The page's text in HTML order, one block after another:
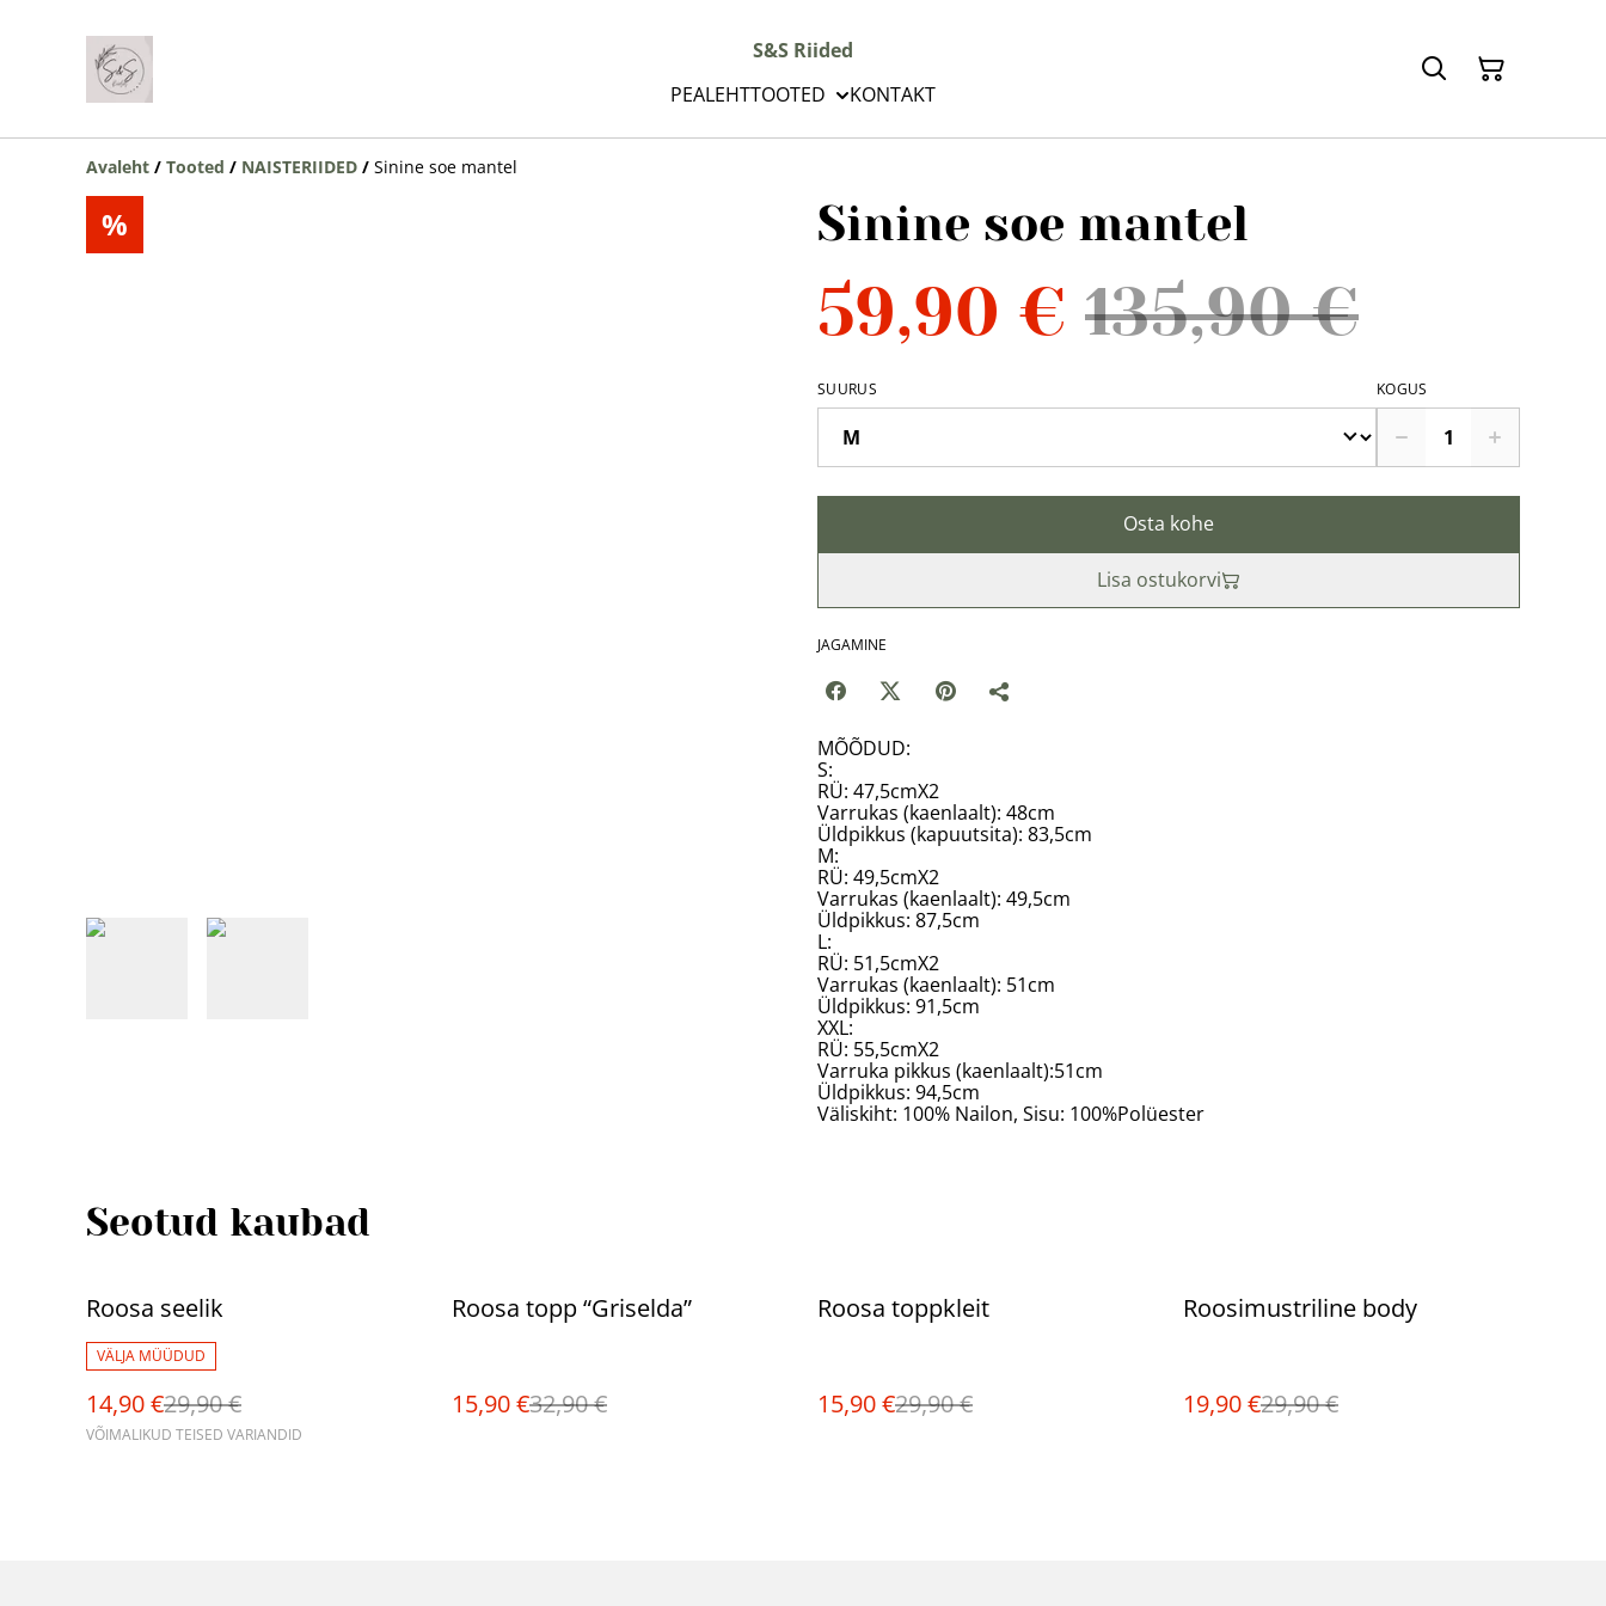
S&S Riided
PEALEHTTOOTED KONTAKT
Avaleht / Tooted / NAISTERIIDED / Sinine soe mantel
% Sinine soe mantel
59,90 € 135,90 €
SUURUS KOGUS
Osta kohe
Lisa ostukorvi
JAGAMINE
MÕÕDUD:
S:
RÜ: 47,5cmX2
Varrukas (kaenlaalt): 48cm
Üldpikkus (kapuutsita): 83,5cm
M:
RÜ: 49,5cmX2
Varrukas (kaenlaalt): 49,5cm
Üldpikkus: 87,5cm
L:
RÜ: 51,5cmX2
Varrukas (kaenlaalt): 51cm
Üldpikkus: 91,5cm
XXL:
RÜ: 55,5cmX2
Varruka pikkus (kaenlaalt):51cm
Üldpikkus: 94,5cm
Väliskiht: 100% Nailon, Sisu: 100%Polüester
Seotud kaubad
%
Roosa seelik
VÄLJA MÜÜDUD
14,90 €29,90 €
VÕIMALIKUD TEISED VARIANDID
%
Roosa topp “Griselda”
15,90 €32,90 €
%
Roosa toppkleit
15,90 €29,90 €
%
Roosimustriline body
19,90 €29,90 €